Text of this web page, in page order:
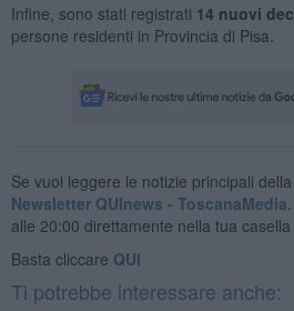
Infine, sono stati registrati 14 nuovi
persone residenti in Provincia di Pisa.
Se vuoi leggere le notizie principali
Newsletter QUInews - ToscanaMedia.
alle 20:00 direttamente nella tua casella
Basta cliccare QUI
Ti potrebbe interessare anche: